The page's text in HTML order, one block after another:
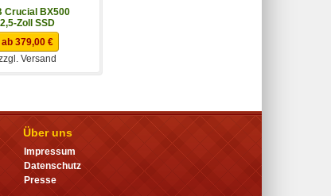
Crucial BX500
2,5-Zoll SSD
ab 379,00 €
Versand
Über uns
Impressum
Datenschutz
Presse